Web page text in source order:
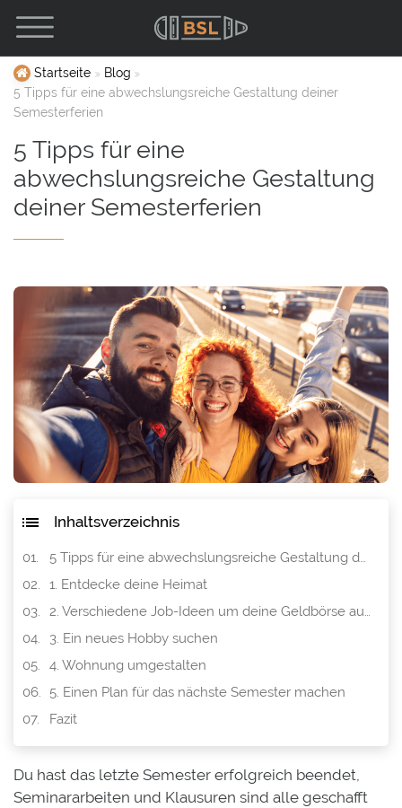
Startseite
Blog
​5 Tipps für eine abwechslungsreiche Gestaltung deiner
Semesterferien
​5 Tipps für eine
abwechslungsreiche Gestaltung
deiner Semesterferien
Inhaltsverzeichnis
​5 Tipps für eine abwechslungsreiche Gestaltung deiner Semesterferien
1. Entdecke deine Heimat
2. Verschiedene Job-Ideen um deine Geldbörse aufzufüllen
3. Ein neues Hobby suchen
4. Wohnung umgestalten
5. Einen Plan für das nächste Semester machen
Fazit
Du hast das letzte Semester erfolgreich beendet,
Seminararbeiten und Klausuren sind alle geschafft